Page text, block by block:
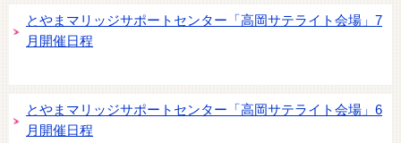
とやまマリッジサポートセンター「高岡サテライト会場」7
月開催日程
とやまマリッジサポートセンター「高岡サテライト会場」6
月開催日程